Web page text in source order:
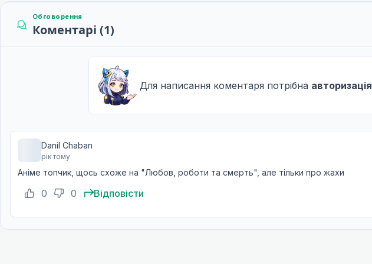
Обговорення
Коментарі (1)
Для написання коментаря потрібна авторизація
Danil Chaban
рік тому
Аніме топчик, щось схоже на "Любов, роботи та смерть", але тільки про жахи
0 0 Відповісти